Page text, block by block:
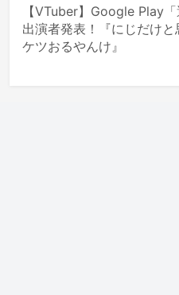
【VTuber】Google Play
出演者発表！『にじだけ
ケツおるやんけ』